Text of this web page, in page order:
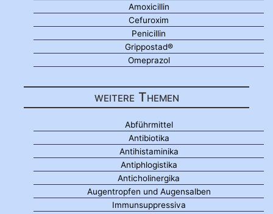
Amoxicillin
Cefuroxim
Penicillin
Grippostad®
Omeprazol
weitere Themen
Abführmittel
Antibiotika
Antihistaminika
Antiphlogistika
Anticholinergika
Augentropfen und Augensalben
Immunsuppressiva